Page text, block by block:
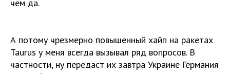
чем да.
А потому чрезмерно повышенный хайп на ракетах
Taurus у меня всегда вызывал ряд вопросов. В
частности, ну передаст их завтра Украине Германия